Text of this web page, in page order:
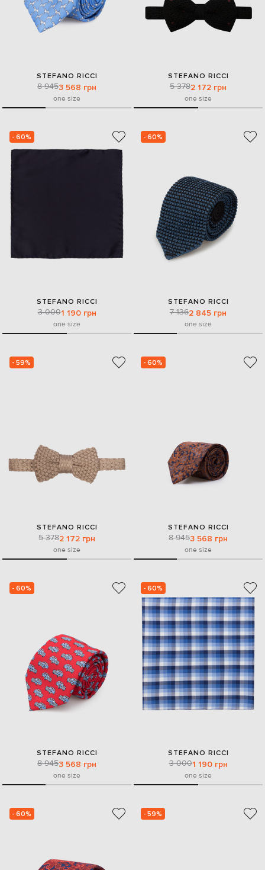
STEFANO RICCI
8 9453 568 грн
one size
STEFANO RICCI
5 3782 172 грн
one size
- 60%
STEFANO RICCI
3 0001 190 грн
one size
- 60%
STEFANO RICCI
7 1362 845 грн
one size
- 59%
STEFANO RICCI
5 3782 172 грн
one size
- 60%
STEFANO RICCI
8 9453 568 грн
one size
- 60%
STEFANO RICCI
8 9453 568 грн
one size
- 60%
STEFANO RICCI
3 0001 190 грн
one size
- 60% - 59%